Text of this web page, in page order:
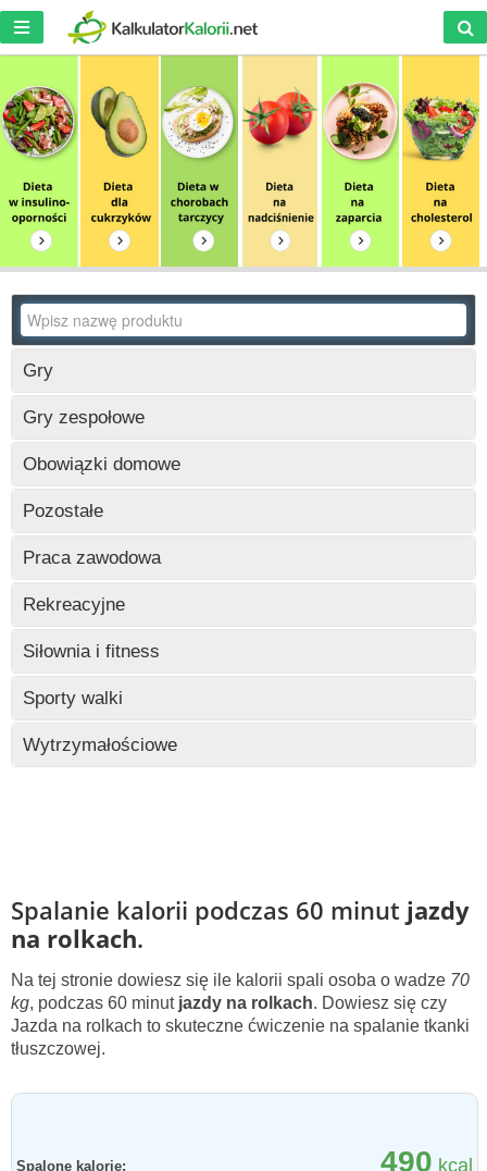
Gry
Wczytywanie
Gry zespołowe
Wczytywanie
Obowiązki domowe
Wczytywanie
Pozostałe
Praca zawodowa
Wczytywanie
Rekreacyjne
Wczytywanie
Siłownia i fitness
Wczytywanie
Sporty walki
Wczytywanie
Wytrzymałościowe
Spalanie kalorii podczas 60 minut jazdy
na rolkach.
Na tej stronie dowiesz się ile kalorii spali osoba o wadze 70
kg, podczas 60 minut jazdy na rolkach. Dowiesz się czy
Jazda na rolkach to skuteczne ćwiczenie na spalanie tkanki
tłuszczowej.
Spalone kalorie: 490 kcal